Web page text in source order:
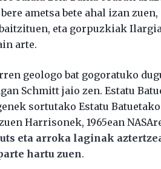
ametsa bete ahal izan
eta gorpuzkiak
arte.
geologo bat gogoratuko
Schmitt jaio zen. Estatu
sortutako Estatu
Harrisonek, 1965ean
eta arroka laginak
hartu zuen.